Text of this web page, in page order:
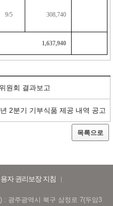
9/5 308,740
1,637,940
원회 결과보고
2분기 기부식품 제공 내역 공고
목록으로
자 권리보장 지침
: 광주광역시 북구 삼정로 7(두암3